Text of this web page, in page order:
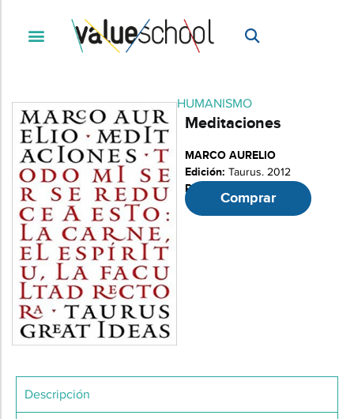
HUMANISMO
Meditaciones
MARCO AURELIO
Edición: Taurus. 2012
Páginas:Comprar
Descripción